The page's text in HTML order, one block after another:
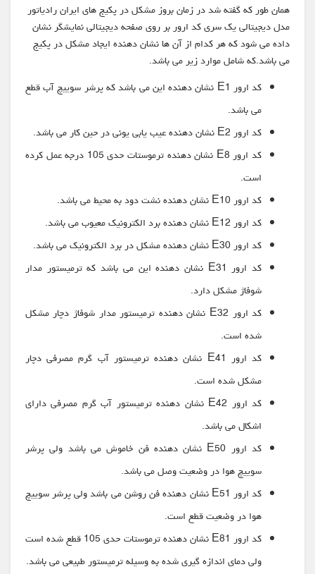
همان طور که گفته شد در زمان بروز مشکل در پکیج های ایران رادیاتور
مدل دیجیتالی یک سری کد ارور بر روی صفحه دیجیتالی نمایشگر نشان
داده می شود که هر کدام از آن ها نشان دهنده ایجاد مشکل در پکیج
می باشد.که شامل موارد زیر می باشد.
کد ارور E1 نشان دهنده این می باشد که پرشر سوییچ آب قطع
می باشد.
کد ارور E2 نشان دهنده عیب یابی یونی در حین کار می باشد.
کد ارور E8 نشان دهنده ترموستات حدی 105 درجه عمل کرده
است.
کد ارور E10 نشان دهنده نشت دود به محیط می باشد.
کد ارور E12 نشان دهنده برد الکترونیک معیوب می باشد.
کد ارور E30 نشان دهنده مشکل در برد الکترونیک می باشد.
کد ارور E31 نشان دهنده این می باشد که ترمیستور مدار
شوفاژ مشکل دارد.
کد ارور E32 نشان دهنده ترمیستور مدار شوفاژ دچار مشکل
شده است.
کد ارور E41 نشان دهنده ترمیستور آب گرم مصرفی دچار
مشکل شده است.
کد ارور E42 نشان دهنده ترمیستور آب گرم مصرفی دارای
اشکال می باشد.
کد ارور E50 نشان دهنده فن خاموش می باشد ولی پرشر
سوییچ هوا در وضعیت وصل می باشد.
کد ارور E51 نشان دهنده فن روشن می باشد ولی پرشر سوییچ
هوا در وضعیت قطع است.
کد ارور E81 نشان دهنده ترموستات حدی 105 قطع شده است
ولی دمای اندازه گیری شده به وسیله ترمیستور طبیعی می باشد.